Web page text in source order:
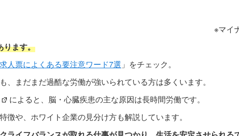
※マイ
ります。
人票によくある要注意ワード7選 」をチェック。
、まだまだ過酷な労働が強いられている方は多くいます。
によると、脳・心臓疾患の主な原因は長時間労働です。
や、ホワイト企業の見分け方も解説しています。